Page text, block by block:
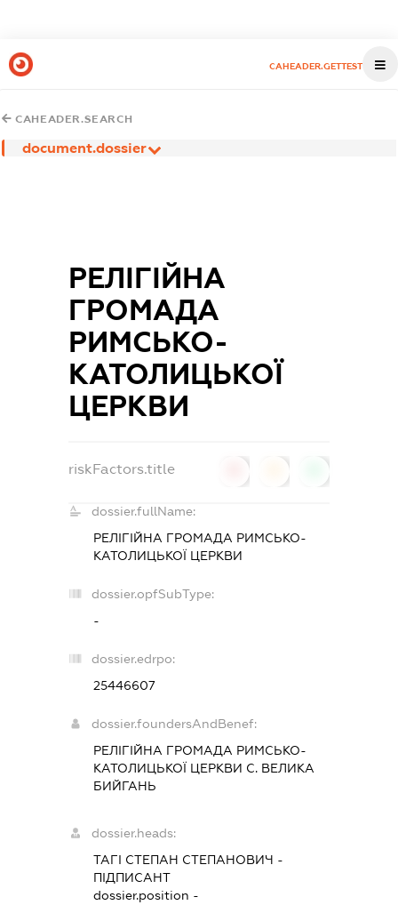
CAHEADER.GETTEST
CAHEADER.SEARCH
document.dossier
РЕЛІГІЙНА
ГРОМАДА
РИМСЬКО-
КАТОЛИЦЬКОЇ
ЦЕРКВИ
riskFactors.title
dossier.fullName:
РЕЛІГІЙНА ГРОМАДА РИМСЬКО-
КАТОЛИЦЬКОЇ ЦЕРКВИ
dossier.opfSubType:
-
dossier.edrpo:
25446607
dossier.foundersAndBenef:
РЕЛІГІЙНА ГРОМАДА РИМСЬКО-
КАТОЛИЦЬКОЇ ЦЕРКВИ С. ВЕЛИКА
БИЙГАНЬ
dossier.heads:
ТАГІ СТЕПАН СТЕПАНОВИЧ -
ПІДПИСАНТ
dossier.position -